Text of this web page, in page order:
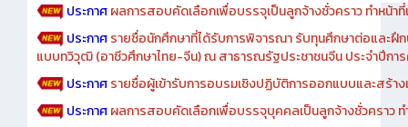
ประกาศผลการสอบคัดเลือกเพื่อบรรจุเป็นลูกจ้างชั่วคราว ทำหน้าที่
ประกาศรายชื่อนักศึกษาที่ได้รับการพิจารณา รับทุนศึกษาต่อและฝึ
แบบทวิวุฒิ (อาชีวศึกษาไทย-จีน) ณ สาธารณรัฐประชาชนจีน ประจำปีก
ประกาศรายชื่อผู้เข้ารับการอบรมเชิงปฏิบัติการออกแบบและสร้า
ประกาศผลการสอบคัดเลือกเพื่อบรรจุบุคคลเป็นลูกจ้างชั่วคราว ท